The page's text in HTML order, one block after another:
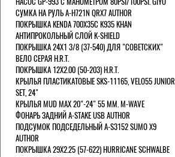
СУМКА НА РУЛЬ A-H721N QRX7 AUTHOR
ПОКРЫШКА KENDA 700Х35С K935 KHAN
АНТИПРОКОЛЬНЫЙ СЛОЙ K-SHIELD
ПОКРЫШКА 24X1 3/8 (37-540) ДЛЯ "СОВЕТСКИХ"
ВЕЛО СЕРАЯ H.R.T.
ПОКРЫШКА 12X2.00 (50-203) H.R.T.
КРЫЛЬЯ ПЛАСТИКАТОВЫЕ SKS-11165, VELO55 JUNIOR
SET, 24"
КРЫЛЬЯ MUD MAX 20"-24" 55 ММ. M-WAVE
ФОНАРЬ ЗАДНИЙ A-STAKE USB AUTHOR
ПОДСУМОК ПОДСЕДЕЛЬНЫЙ A-S3152 SUMO X9
AUTHOR
ПОКРЫШКА 29X2.25 (57-622) HURRICANE SCHWALBE